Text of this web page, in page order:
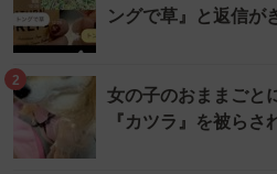
ングで草』と返信が
2
女の子のおままごと
『カツラ』を被らさ